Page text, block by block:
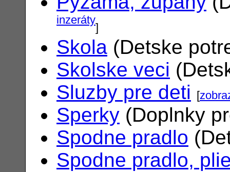
inzeráty]
Skola (Detske
Skolske veci
Sluzby pre deti [
Sperky (Doplnky
Spodne pradlo
Spodne pradlo,